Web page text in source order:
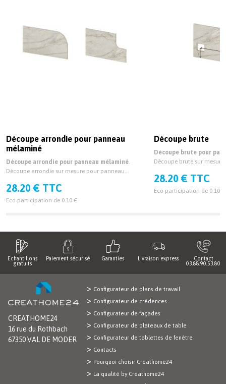
Découpe arrondie pour panneau
mélaminé
Découpe arrondie pour panneau mélaminé
Découpe arrondie sur mesure pour panneau
28.20 € TTC
Eco participation de 0.10 €
Découpe brute
Découpe brute pour
Découpe brute sur
28.20 € TTC
Eco participation de 0.10 €
Echantillons
gratuits
Paiement sécurisé Garanties Livraison express
Contact
03.88.90.53.80
CREATHOME24
16 rue du Rothbach
67350 VAL DE MODER
Configurateur de plans de travail
Configurateur de crédences
Configurateur de façades
Configurateur de plateaux de table
Configurateur de tablettes de fenêtre
Contacts
Pourquoi choisir Creathome24
La qualité by Creathome24